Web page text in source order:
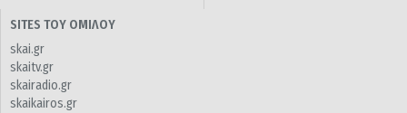
SITES ΤΟΥ ΟΜΙΛΟΥ
skai.gr
skaitv.gr
skairadio.gr
skaikairos.gr